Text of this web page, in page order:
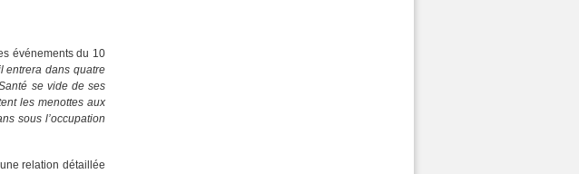
événements du 10
entrera dans quatre
se vide de ses
les menottes aux
sous l’occupation
relation détaillée